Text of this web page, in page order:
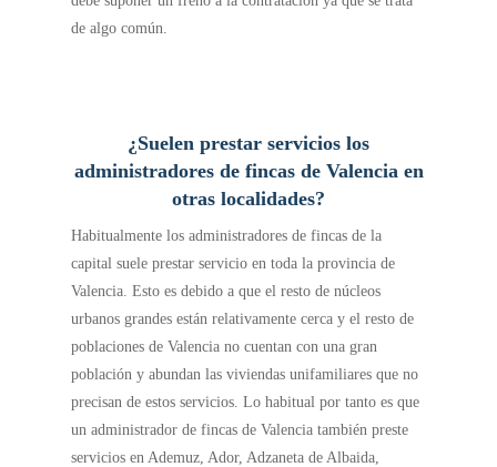
de algo común.
¿Suelen prestar servicios los
administradores de fincas de Valencia en
otras localidades?
Habitualmente los administradores de fincas de la
capital suele prestar servicio en toda la provincia de
Valencia. Esto es debido a que el resto de núcleos
urbanos grandes están relativamente cerca y el resto de
poblaciones de Valencia no cuentan con una gran
población y abundan las viviendas unifamiliares que no
precisan de estos servicios. Lo habitual por tanto es que
un administrador de fincas de Valencia también preste
servicios en Ademuz, Ador, Adzaneta de Albaida,